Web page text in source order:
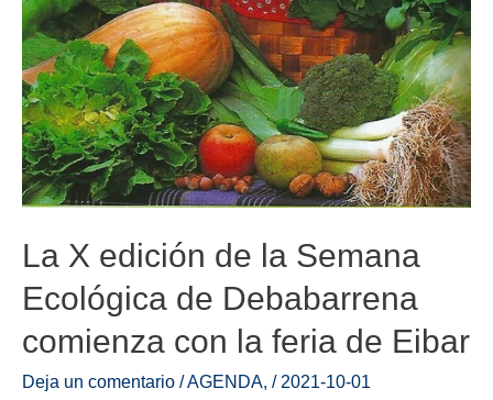
La X edición de la Semana
Ecológica de Debabarrena
comienza con la feria de Eibar
Deja un comentario /AGENDA, / 2021-10-01